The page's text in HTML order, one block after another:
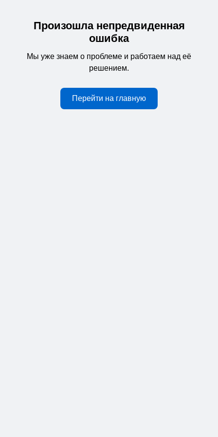
Произошла непредвиденная
ошибка
Мы уже знаем о проблеме и работаем над её
решением.
Перейти на главную